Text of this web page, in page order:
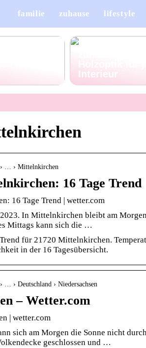
familie zuhause lifestyle
Porzellan, das
Interieur
… › Mittelnkirchen
16 Tage Trend
16 Tage Trend | wetter.com
In Mittelnkirchen bleibt am
Mittags kann sich die …
für 21720 Mittelnkirchen.
in der 16 Tagesübersicht.
… › Deutschland › Niedersachsen
– Wetter.com
| wetter.com
sich am Morgen die Sonne nicht
geschlossen und …